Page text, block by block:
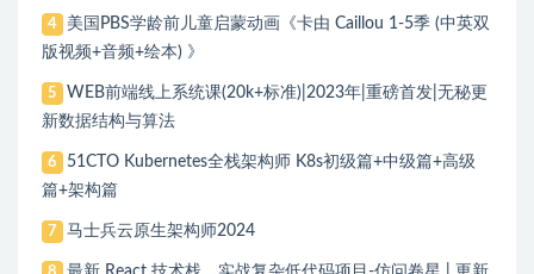
4
美国PBS学龄前儿童启蒙动画《卡由 Caillou 1-5季 (中英双
版视频+音频+绘本) 》
5
WEB前端线上系统课(20k+标准)|2023年|重磅首发|无秘更
新数据结构与算法
6
51CTO Kubernetes全栈架构师 K8s初级篇+中级篇+高级
篇+架构篇
7 马士兵云原生架构师2024